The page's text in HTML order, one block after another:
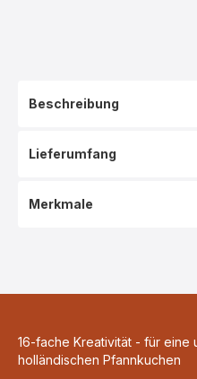
Beschreibung
Lieferumfang
Merkmale
16-fache Kreativität - für eine
holländischen Pfannkuchen